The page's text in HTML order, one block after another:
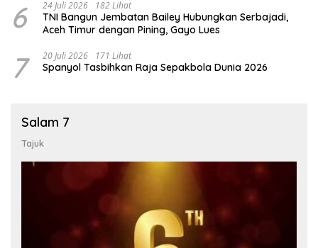
6 24 Juli 2026 182 Lihat
TNI Bangun Jembatan Bailey Hubungkan Serbajadi,
Aceh Timur dengan Pining, Gayo Lues
7 20 Juli 2026 171 Lihat
Spanyol Tasbihkan Raja Sepakbola Dunia 2026
Salam 7
Tajuk